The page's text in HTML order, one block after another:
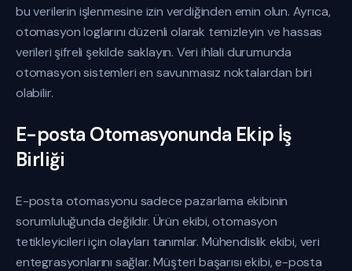
bu verilerin işlenmesine izin verdiğinden emin olun. Ayrıca,
otomasyon loglarını düzenli olarak temizleyin ve hassas
verileri şifreli şekilde saklayın. Veri ihlali durumunda
otomasyon sistemleri en savunmasız noktalardan biri
olabilir.
E-posta Otomasyonunda Ekip İş
Birliği
E-posta otomasyonu sadece pazarlama ekibinin
sorumluluğunda değildir. Ürün ekibi, otomasyon
tetikleyicileri için olayları tanımlar. Mühendislik ekibi, veri
entegrasyonlarını sağlar. Müşteri başarısı ekibi, e-posta